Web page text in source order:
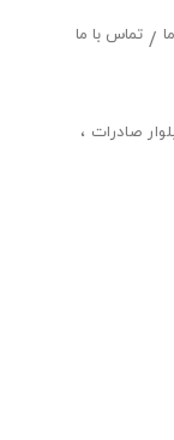
خود ، فرش ماشینی
کنند.
صادرات ،
تماس با ما